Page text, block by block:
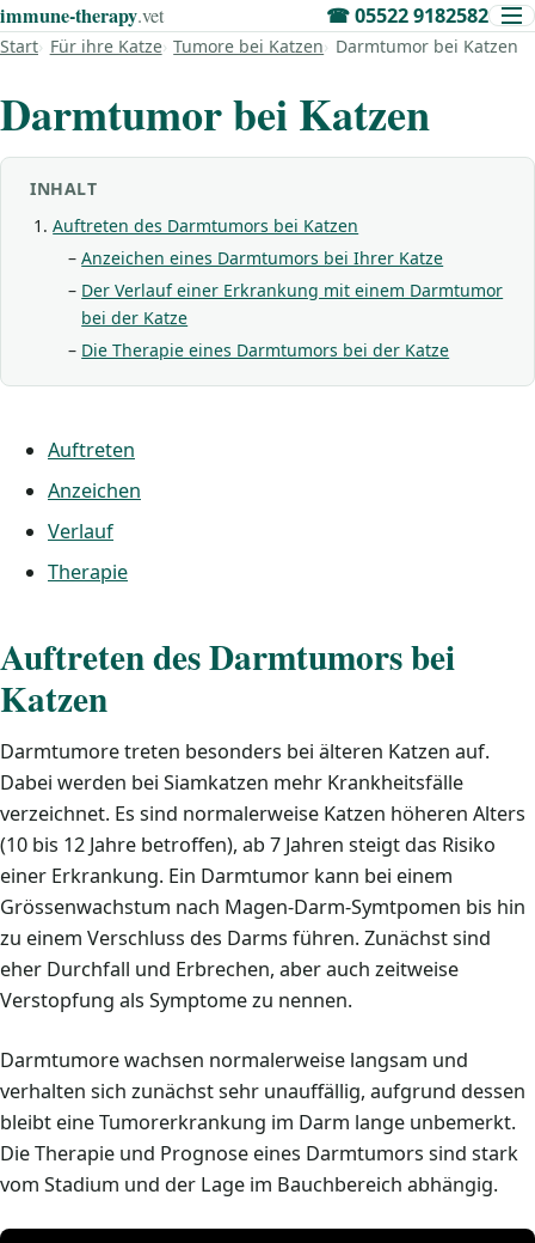
immune‑therapy.vet ☎05522 9182582
Start Für ihre Katze Tumore bei Katzen Darmtumor bei Katzen
Darmtumor bei Katzen
INHALT
Auftreten des Darmtumors bei Katzen
Anzeichen eines Darmtumors bei Ihrer Katze
Der Verlauf einer Erkrankung mit einem Darmtumor
bei der Katze
Die Therapie eines Darmtumors bei der Katze
Auftreten
Anzeichen
Verlauf
Therapie
Auftreten des Darmtumors bei
Katzen
Darmtumore treten besonders bei älteren Katzen auf.
Dabei werden bei Siamkatzen mehr Krankheitsfälle
verzeichnet. Es sind normalerweise Katzen höheren Alters
(10 bis 12 Jahre betroffen), ab 7 Jahren steigt das Risiko
einer Erkrankung. Ein Darmtumor kann bei einem
Grössenwachstum nach Magen-Darm-Symtpomen bis hin
zu einem Verschluss des Darms führen. Zunächst sind
eher Durchfall und Erbrechen, aber auch zeitweise
Verstopfung als Symptome zu nennen.
Darmtumore wachsen normalerweise langsam und
verhalten sich zunächst sehr unauffällig, aufgrund dessen
bleibt eine Tumorerkrankung im Darm lange unbemerkt.
Die Therapie und Prognose eines Darmtumors sind stark
vom Stadium und der Lage im Bauchbereich abhängig.